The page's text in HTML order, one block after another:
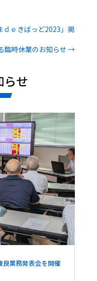
ｄｅきばっど2023」掲
臨時休業のお知らせ→
らせ
良業務発表会を開催